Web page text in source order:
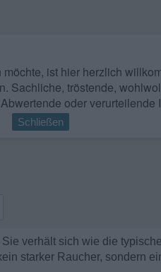
ist hier herzlich
Sachliche, tröstende,
oder
Schließen
verhält sich wie die
starker Raucher, sondern